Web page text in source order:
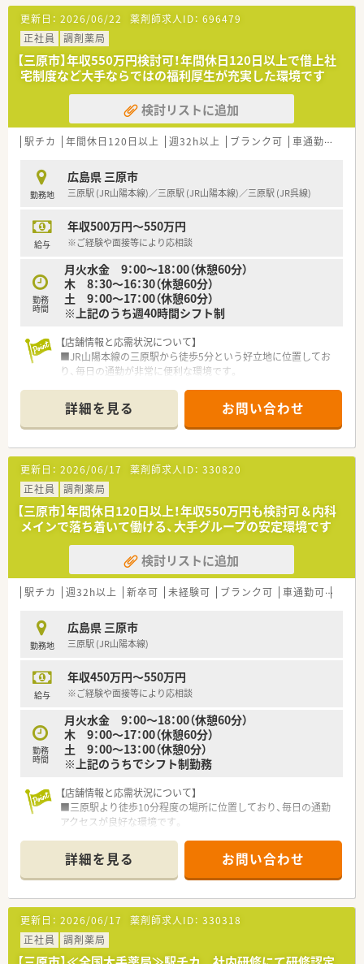
＜業務内容＞
■複数名の薬剤師の方との協力しながら、
チーム医療への参加が可能です。
■入院患者様対応がメインとなります。
例：入院患者の定期・臨時処方の調剤、
監査（注射剤含む）、高カロリー輸液、
抗がん剤の無菌調剤、入院患者への服薬指導、
薬剤の在庫管理、麻薬管理等を含む管理者業務、
各種委員会（NST、ICT、褥瘡、医療安全等）への参加
■ライフワークバランス良く働きたい方
■人間関係を大切にしたい方
■三原市で働きたい方
等々…
更新日： 2026/06/22 薬剤師求人ID： 696479
正社員
調剤薬局
【三原市】年収550万円検討可！年間休日120日以上で借上社
宅制度など大手ならではの福利厚生が充実した環境です
検討リストに追加
駅チカ 年間休日120日以上 週32h以上 ブランク可 車通勤可
勤務地
広島県 三原市
三原駅 (JR山陽本線)／三原駅 (JR山陽本線)／三原駅 (JR呉線)
給与
年収500万円～550万円
※ご経験や面接等により応相談
勤務
時間
月火水金 9：00～18：00（休憩60分）
木 8：30～16：30（休憩60分）
土 9：00～17：00（休憩60分）
※上記のうち週40時間シフト制
【店舗情報と応需状況について】
■JR山陽本線の三原駅から徒歩5分という好立地に位置してお
り、毎日の通勤が非常に便利な環境です。
域医療に貢献できる環境が整っています。
■1日の処方箋枚数は約50枚程度で、現在は常勤薬剤師2名と事
務1名の体制で業務を行っています。
【募集背景と求める人物像について】
■地域医療への貢献を目指し体制強化のための増員募集を行っ
ており、意欲的な方を歓迎しています。
■前向きに新しいことに挑戦できる方を求めており、自身のスキ
ルアップを目指す方に適しています。
■調剤経験がある方を優先していますが、ブランクがある方や経
験が浅い方も相談可能な環境です。
【法人特徴について】
■東証プライム市場上場のグループ企業が運営しており、経営基
■全国規模で展開しながらも地域密着の薬局運営を大切にし、患
者様からの信頼を第一に考えています。
■地域ごとの特性やニーズを的確に把握するため、エリアごとに
【求人情報について】
能で、高待遇が期待できる案件です。
■年間休日は120日以上確保されており、仕事とプライベートの
バランスが取りやすい環境です。
■広域勤務が可能な場合には借上社宅制度が利用でき、自己負担
詳細を見る お問い合わせ
更新日： 2026/06/17 薬剤師求人ID： 330820
正社員
調剤薬局
【三原市】年間休日120日以上！年収550万円も検討可＆内科
メインで落ち着いて働ける、大手グループの安定環境です
検討リストに追加
駅チカ 週32h以上 新卒可 未経験可 ブランク可 車通勤可
勤務地
広島県 三原市
三原駅 (JR山陽本線)
給与
年収450万円～550万円
※ご経験や面接等により応相談
勤務
時間
月火水金 9：00～18：00（休憩60分）
木 9：00～17：00（休憩60分）
土 9：00～13：00（休憩0分）
※上記のうちでシフト制勤務
【店舗情報と応需状況について】
■三原駅より徒歩10分程度の場所に位置しており、毎日の通勤
アクセスが良好な環境です。
寧な業務を行っています。
■常勤薬剤師2名と事務スタッフ1名の少人数体制で、連携を取
りながら勤務しています。
【募集背景と求める人物像について】
■欠員補充に伴い、即戦力となる経験者から意欲的な未経験者ま
で幅広く歓迎しています。
■地域医療への貢献に関心が高く、患者様に対して明るく親身に
詳細を見る お問い合わせ
更新日： 2026/06/17 薬剤師求人ID： 330318
正社員
調剤薬局